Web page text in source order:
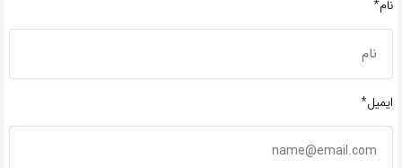
نام*
ایمیل*